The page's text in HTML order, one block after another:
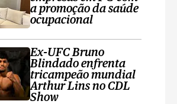
a promoção da saúde
ocupacional
Ex-UFC Bruno
Blindado enfrenta
tricampeão mundial
Arthur Lins no CDL
Show